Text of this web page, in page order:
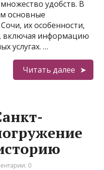
удобств. В
основные
их особенности,
включая информацию
услугах. …
Читать далее
0